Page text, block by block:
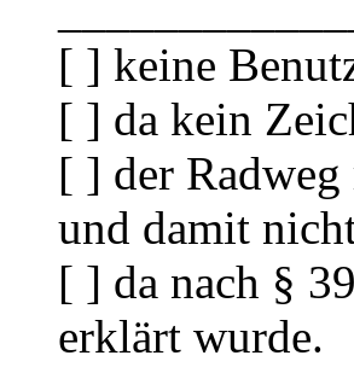
[ ] keine
[ ] da kein
[ ] der
und damit
[ ] da nach §
erklärt wurde.